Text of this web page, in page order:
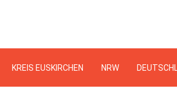
KREIS EUSKIRCHEN NRW